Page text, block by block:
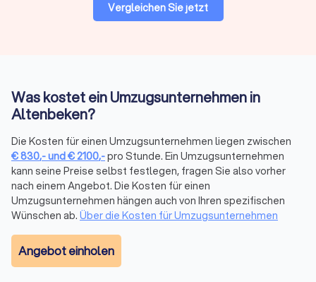
Preise & Modelle in Altenbeken
Richtwerte
Umzugshelfer 25–40 € pro Stunde 200–320 €
Möbelpacker 30–50 € pro Stunde 240–400 €
LKW mit
Fahrer
50–100 € pro Stunde
Vergleichen Sie jetzt
Was kostet ein Umzugsunternehmen in
Altenbeken?
Die Kosten für einen Umzugsunternehmen liegen zwischen
€830,-und€2100,-pro Stunde. Ein Umzugsunternehmen
kann seine Preise selbst festlegen, fragen Sie also vorher
nach einem Angebot. Die Kosten für einen
Umzugsunternehmen hängen auch von Ihren spezifischen
Wünschen ab. Über die Kosten für Umzugsunternehmen
Angebot einholen